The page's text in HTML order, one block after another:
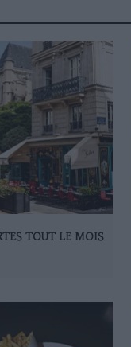
TOUT LE MOIS